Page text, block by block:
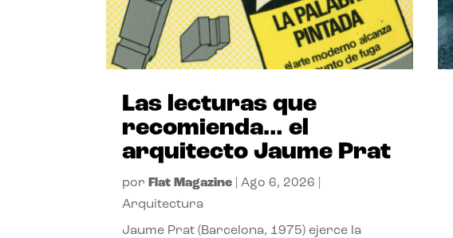
Las lecturas que
recomienda… el
arquitecto Jaume Prat
por Flat Magazine |Ago 6, 2026
Arquitectura
Jaume Prat (Barcelona, 1975) ejerce la